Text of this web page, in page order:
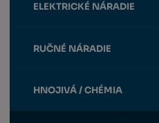
ELEKTRICKÉ NÁRADIE
RUČNÉ NÁRADIE
HNOJIVÁ / CHÉMIA